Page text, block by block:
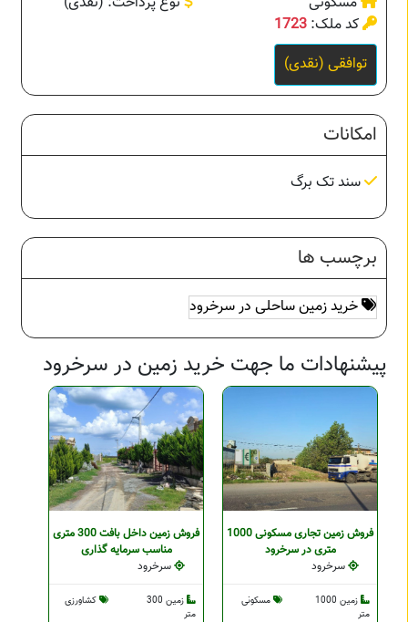
کد ملک: 1723
توافقی (نقدی)
امکانات
سند تک برگ
برچسب ها
خرید زمین ساحلی در سرخرود
پیشنهادات ما جهت خرید زمین در سرخرود
فروش زمین تجاری مسکونی 1000
متری در سرخرود
سرخرود
زمین 1000
متر
مسکونی
فروش زمین داخل بافت 300 متری
مناسب سرمایه گذاری
سرخرود
زمین 300
متر
کشاورزی